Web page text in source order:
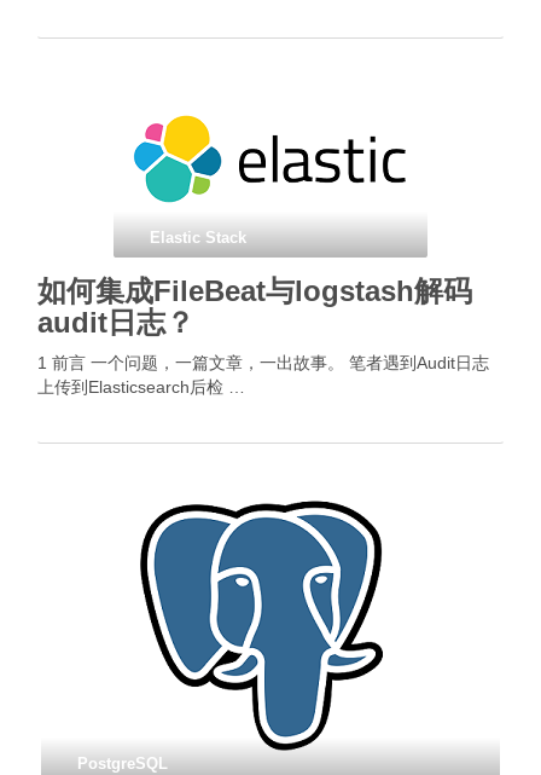
Elastic Stack
如何集成FileBeat与logstash解码
audit日志？
1 前言 一个问题，一篇文章，一出故事。 笔者遇到Audit日志
上传到Elasticsearch后检 …
PostgreSQL